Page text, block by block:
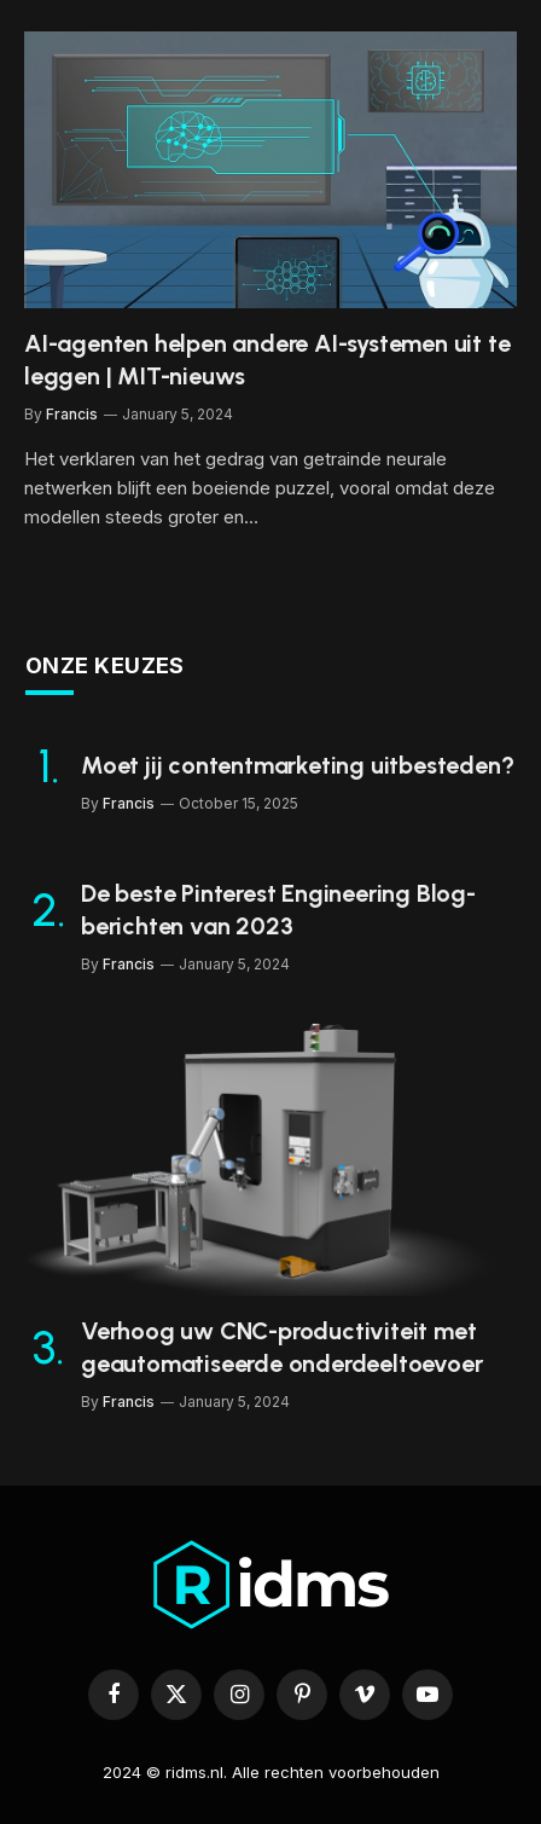
AI-agenten helpen andere AI-systemen uit te
leggen | MIT-nieuws
By Francis January 5, 2024
Het verklaren van het gedrag van getrainde neurale
netwerken blijft een boeiende puzzel, vooral omdat deze
modellen steeds groter en…
ONZE KEUZES
Moet jij contentmarketing uitbesteden?
By Francis October 15, 2025
De beste Pinterest Engineering Blog-
berichten van 2023
By Francis January 5, 2024
Verhoog uw CNC-productiviteit met
geautomatiseerde onderdeeltoevoer
By Francis January 5, 2024
Facebook
X
(Twitter)
InstagramPinterestVimeo YouTube
2024 © ridms.nl. Alle rechten voorbehouden